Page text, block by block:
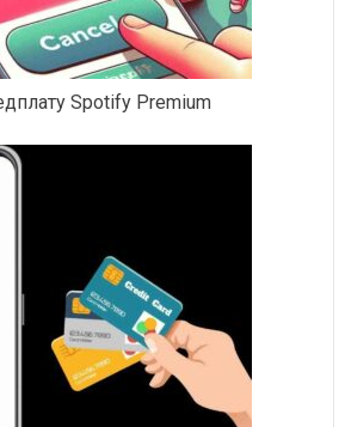
Spotify Premium